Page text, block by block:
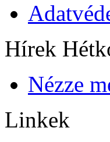
Hírek
Nézze
Linkek